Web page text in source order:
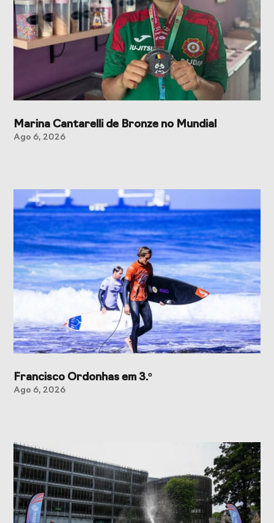
Marina Cantarelli de Bronze no Mundial
Ago 6, 2026
Francisco Ordonhas em 3.º
Ago 6, 2026